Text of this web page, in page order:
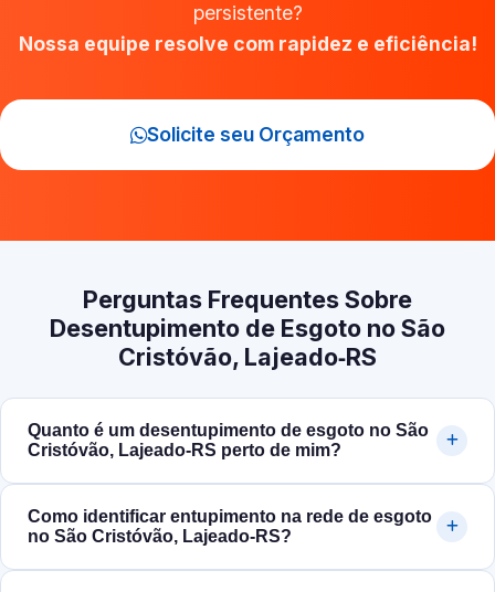
persistente?
Nossa equipe resolve com rapidez e eficiência!
Solicite seu Orçamento
Perguntas Frequentes Sobre
Desentupimento de Esgoto no São
Cristóvão, Lajeado‑RS
Quanto é um desentupimento de esgoto no São
Cristóvão, Lajeado‑RS perto de mim?
Como identificar entupimento na rede de esgoto
no São Cristóvão, Lajeado‑RS?